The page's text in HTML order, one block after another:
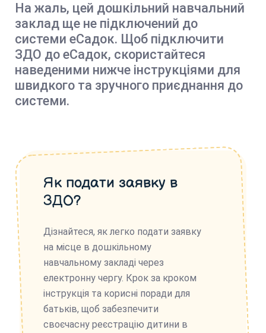
На жаль, цей дошкільний навчальний
заклад ще не підключений до
системи еСадок. Щоб підключити
ЗДО до еСадок, скористайтеся
наведеними нижче інструкціями для
швидкого та зручного приєднання до
системи.
Як подати заявку в
ЗДО?
Дізнайтеся, як легко подати заявку
на місце в дошкільному
навчальному закладі через
електронну чергу. Крок за кроком
інструкція та корисні поради для
батьків, щоб забезпечити
своєчасну реєстрацію дитини в